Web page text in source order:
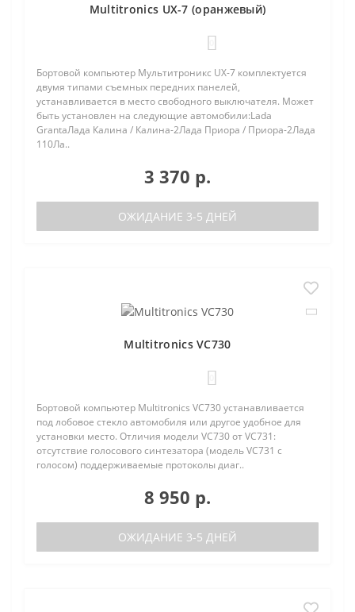
Multitronics UX-7 (оранжевый)
Бортовой компьютер Мультитроникс UX-7 комплектуется
двумя типами съемных передних панелей,
устанавливается в место свободного выключателя. Может
быть установлен на следующие автомобили:Lada
GrantaЛада Калина / Калина-2Лада Приора / Приора-2Лада
110Ла..
3 370 р.
ОЖИДАНИЕ 3-5 ДНЕЙ
Multitronics VC730
Бортовой компьютер Multitronics VC730 устанавливается
под лобовое стекло автомобиля или другое удобное для
установки место. Отличия модели VC730 от VC731:
отсутствие голосового синтезатора (модель VC731 с
голосом) поддерживаемые протоколы диаг..
8 950 р.
ОЖИДАНИЕ 3-5 ДНЕЙ